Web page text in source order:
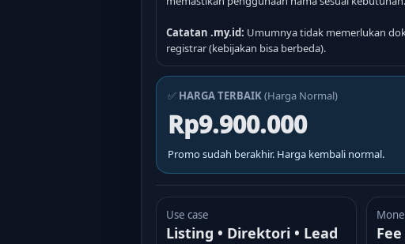
Catatan .my.id: Umumnya tidak memerlukan
registrar (kebijakan bisa berbeda).
✅ HARGA TERBAIK(Harga Normal)
Rp9.900.000
Promo sudah berakhir. Harga kembali normal.
Use case
Listing • Direktori • Lead